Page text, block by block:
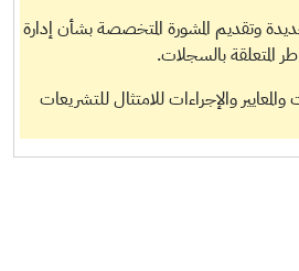
وتقديم المشورة المتخصصة بشأن إدارة
المتعلقة بالسجلات.
والإجراءات للامتثال للتشريعات